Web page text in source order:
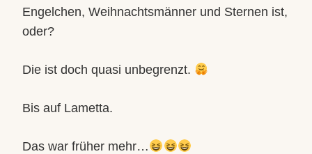
Engelchen, Weihnachtsmänner und Sternen ist,
oder?
Die ist doch quasi unbegrenzt.
Bis auf Lametta.
Das war früher mehr…